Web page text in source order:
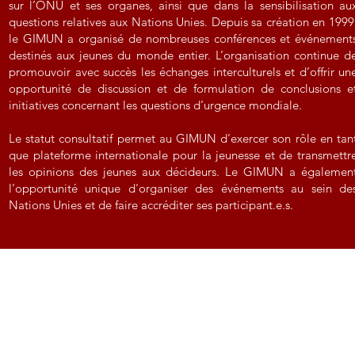
sur l’ONU et ses organes, ainsi que dans la sensibilisation
questions relatives aux Nations Unies. Depuis sa création en
le GIMUN a organisé de nombreuses conférences et
destinés aux jeunes du monde entier. L’organisation continue
promouvoir avec succès les échanges interculturels et d’offrir
opportunité de discussion et de formulation de conclusions
initiatives concernant les questions d’urgence mondiale.
Le statut consultatif permet au GIMUN d’exercer son rôle en
que plateforme internationale pour la jeunesse et de
les opinions des jeunes aux décideurs. Le GIMUN a
l’opportunité unique d'organiser des événements au sein
Nations Unies et de faire accréditer ses participant.e.s.